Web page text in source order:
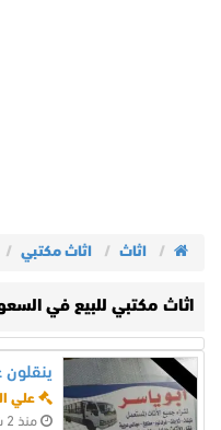
اثاث اثاث مكتبي
اثاث مكتبي للبيع في
ينقلون
علي
منذ 2 شهر